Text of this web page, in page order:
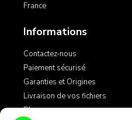
France
Informations
Contactez-nous
Paiement sécurisé
Garanties et Origines
Livraison de vos fichiers
Blog